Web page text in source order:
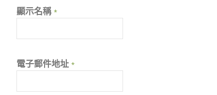
顯示名稱 *
電子郵件地址 *